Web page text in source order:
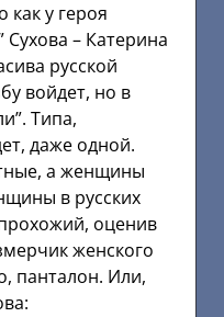
у героя
Сухова – Катерина
русской
войдет, но в
Типа,
даже одной.
а женщины
в русских
прохожий, оценив
женского
панталон. Или,